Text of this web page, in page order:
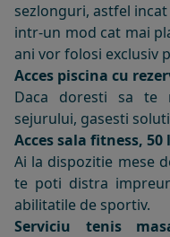
sezlonguri, astfel
intr-un mod cat mai
ani vor folosi exclusiv
Acces piscina cu
Daca doresti sa te
sejurului, gasesti
Acces sala fitness,
Ai la dispozitie mese
te poti distra
abilitatile de sportiv.
Serviciu tenis